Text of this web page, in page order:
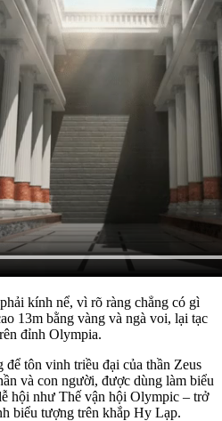
kính nể, vì rõ ràng chẳng có gì
13m bằng vàng và ngà voi, lại tạc
đỉnh Olympia.
tôn vinh triều đại của thần Zeus
và con người, được dùng làm biểu
hội như Thế vận hội Olympic – trở
biểu tượng trên khắp Hy Lạp.